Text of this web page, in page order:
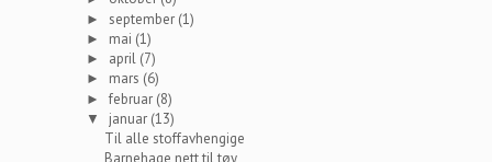
► september (1)
► mai (1)
► april (7)
► mars (6)
►februar (8)
▼ januar (13)
Til alle stoffavhengige